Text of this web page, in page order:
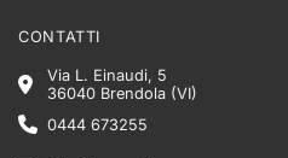
CONTATTI
Via L. Einaudi, 5
36040 Brendola (VI)
0444 673255